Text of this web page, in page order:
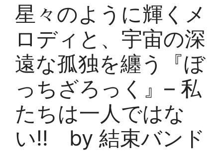
星々のように輝くメ
ロディと、宇宙の深
遠な孤独を纏う『ぼ
っちざろっく』– 私
たちは一人ではな
い!! by 結束バンド